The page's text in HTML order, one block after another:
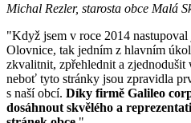
Michal Rezler, starosta obce Malá
"Když jsem v roce 2014
Olovnice, tak jedním z hlavním
zkvalitnit, zpřehlednit a zjednodušit
neboť tyto stránky jsou zpravidla
s naší obcí. Díky firmě Galileo
dosáhnout skvělého a